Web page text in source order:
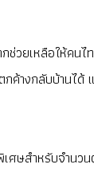
วยเหลือให้ค
งกลับบ้านได้
ษสำหรับจำน